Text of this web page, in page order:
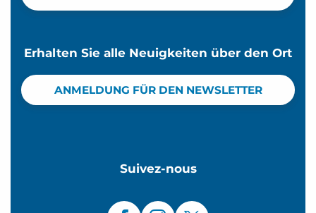
Erhalten Sie alle Neuigkeiten über den Ort
ANMELDUNG FÜR DEN NEWSLETTER
Suivez-nous